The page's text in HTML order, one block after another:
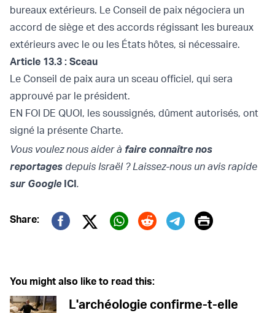
bureaux extérieurs. Le Conseil de paix négociera un
accord de siège et des accords régissant les bureaux
extérieurs avec le ou les États hôtes, si nécessaire.
Article 13.3 : Sceau
Le Conseil de paix aura un sceau officiel, qui sera
approuvé par le président.
EN FOI DE QUOI, les soussignés, dûment autorisés, ont
signé la présente Charte.
Vous voulez nous aider à faire connaître nos
reportages depuis Israël ? Laissez-nous un avis rapide
sur Google ICI.
Share:
Twitter (X)
Print
You might also like to read this:
L'archéologie confirme-t-elle